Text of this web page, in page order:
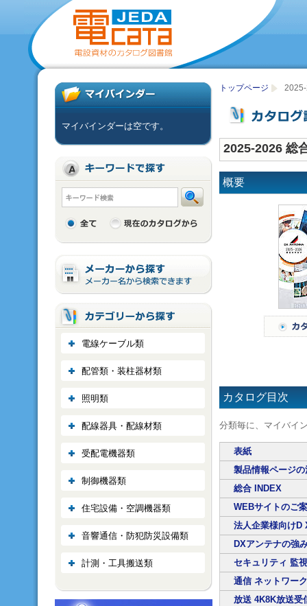
トップページ
2025-2026 総
概要
カタログ目次
分類毎に、マイバイ
表紙
製品情報ページ
総合 INDEX
WEBサイトのご
法人企業様向けD
DXアンテナの強
セキュリティ 監
通信 ネットワー
放送 4K8K放送受
マイバインダーは空です。
電線ケーブル類
配管類・装柱器材類
照明類
配線器具・配線材類
受配電機器類
制御機器類
住宅設備・空調機器類
音響通信・防犯防災設備類
計測・工具搬送類